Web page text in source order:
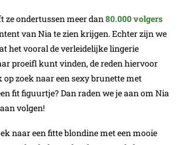
ze ondertussen meer dan 80.000 volgers
van Nia te zien krijgen. Echter zijn we
het vooral de verleidelijke lingerie
proeifl kunt vinden, de reden hiervoor
op zoek naar een sexy brunette met
fit figuurtje? Dan raden we je aan om Nia
volgen!
naar een fitte blondine met een mooie